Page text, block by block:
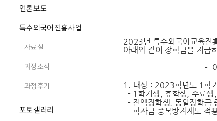
언론보도
특수외국어진흥사업
자료실
과정소식
과정후기
포토갤러리
2023년 특수외국어교육진
아래와 같이 장학금을 지급
- 아
1. 대상 : 2023학년도 1학
- 1학기생, 휴학생, 수료생
- 전액장학생, 동일장학금
- 학자금 중복방지제도 적